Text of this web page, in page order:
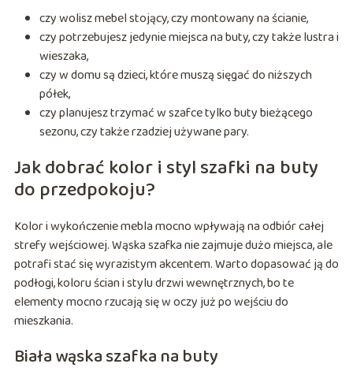
czy wolisz mebel stojący, czy montowany na ścianie,
czy potrzebujesz jedynie miejsca na buty, czy także lustra i
wieszaka,
czy w domu są dzieci, które muszą sięgać do niższych
półek,
czy planujesz trzymać w szafce tylko buty bieżącego
sezonu, czy także rzadziej używane pary.
Jak dobrać kolor i styl szafki na buty
do przedpokoju?
Kolor i wykończenie mebla mocno wpływają na odbiór całej
strefy wejściowej. Wąska szafka nie zajmuje dużo miejsca, ale
potrafi stać się wyrazistym akcentem. Warto dopasować ją do
podłogi, koloru ścian i stylu drzwi wewnętrznych, bo te
elementy mocno rzucają się w oczy już po wejściu do
mieszkania.
Biała wąska szafka na buty